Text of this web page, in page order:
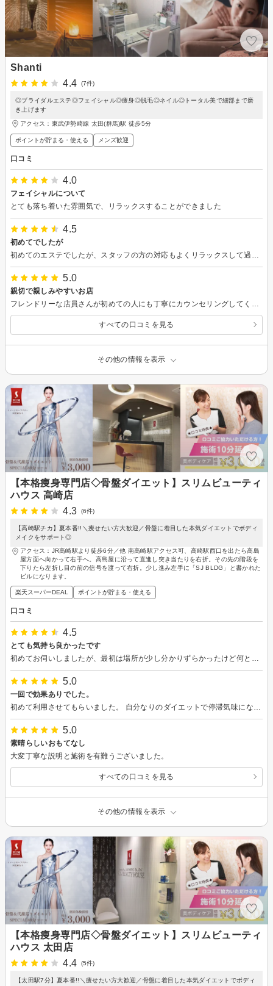
Shanti
4.4
(7件)
◎ブライダルエステ◎フェイシャル◎痩身◎脱毛◎ネイル◎トータル美で細部まで磨
き上げます
アクセス：東武伊勢崎線 太田(群馬)駅 徒歩5分
ポイントが貯まる・使える メンズ歓迎
口コミ
4.0
フェイシャルについて
とても落ち着いた雰囲気で、リラックスすることができました
4.5
初めてでしたが
5.0
親切で親しみやすいお店
すべての口コミを見る
その他の情報を表示
【本格痩身専門店◇骨盤ダイエット】スリムビューティ
ハウス 高崎店
4.3
(6件)
【高崎駅チカ】夏本番!!＼痩せたい方大歓迎／骨盤に着目した本気ダイエットでボディ
メイクをサポート◎
アクセス：JR高崎駅より徒歩6分／他 南高崎駅アクセス可、高崎駅西口を出たら高島
屋方面へ向かって右手へ。高島屋に沿って直進し突き当たりを右折。その先の階段を
下りたら左折し目の前の信号を渡って右折。少し進み左手に「SJ BLDG」と書かれた
ビルになります。
楽天スーパーDEAL ポイントが貯まる・使える
口コミ
4.5
とても気持ち良かったです
5.0
一回で効果ありでした。
5.0
素晴らしいおもてなし
大変丁寧な説明と施術を有難うございました。
すべての口コミを見る
その他の情報を表示
【本格痩身専門店◇骨盤ダイエット】スリムビューティ
ハウス 太田店
4.4
(5件)
【太田駅7分】夏本番!!＼痩せたい方大歓迎／骨盤に着目した本気ダイエットでボディ